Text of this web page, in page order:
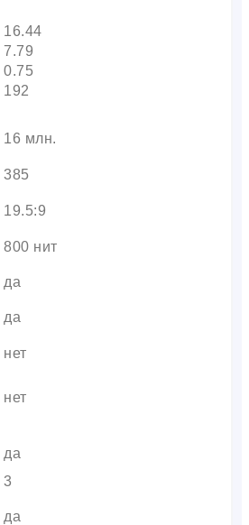
16.44
7.79
0.75
192
16 млн.
385
19.5:9
800 нит
да
да
нет
нет
да
3
да